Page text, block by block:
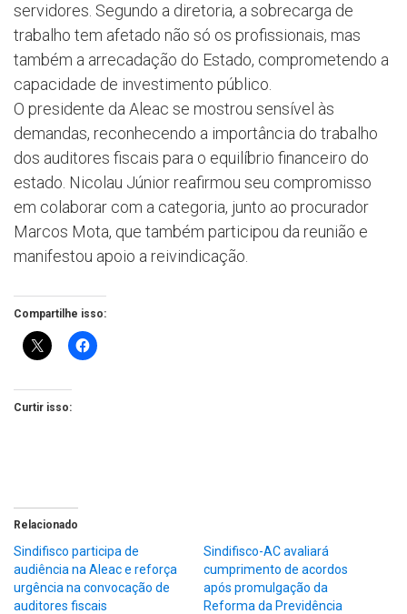
servidores. Segundo a diretoria, a sobrecarga de
trabalho tem afetado não só os profissionais, mas
também a arrecadação do Estado, comprometendo a
capacidade de investimento público.
O presidente da Aleac se mostrou sensível às
demandas, reconhecendo a importância do trabalho
dos auditores fiscais para o equilíbrio financeiro do
estado. Nicolau Júnior reafirmou seu compromisso
em colaborar com a categoria, junto ao procurador
Marcos Mota, que também participou da reunião e
manifestou apoio a reivindicação.
Compartilhe isso:
Curtir isso:
Relacionado
Sindifisco participa de
audiência na Aleac e reforça
urgência na convocação de
auditores fiscais
Sindifisco-AC avaliará
cumprimento de acordos
após promulgação da
Reforma da Previdência